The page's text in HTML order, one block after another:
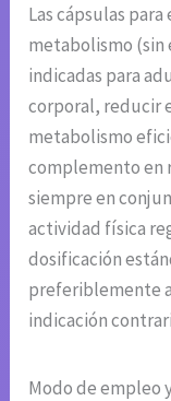
Las cápsulas
metabolismo (sin
indicadas para
corporal, reducir
metabolismo
complemento en
siempre en
actividad física
dosificación
preferiblemente
indicación
Modo de empleo